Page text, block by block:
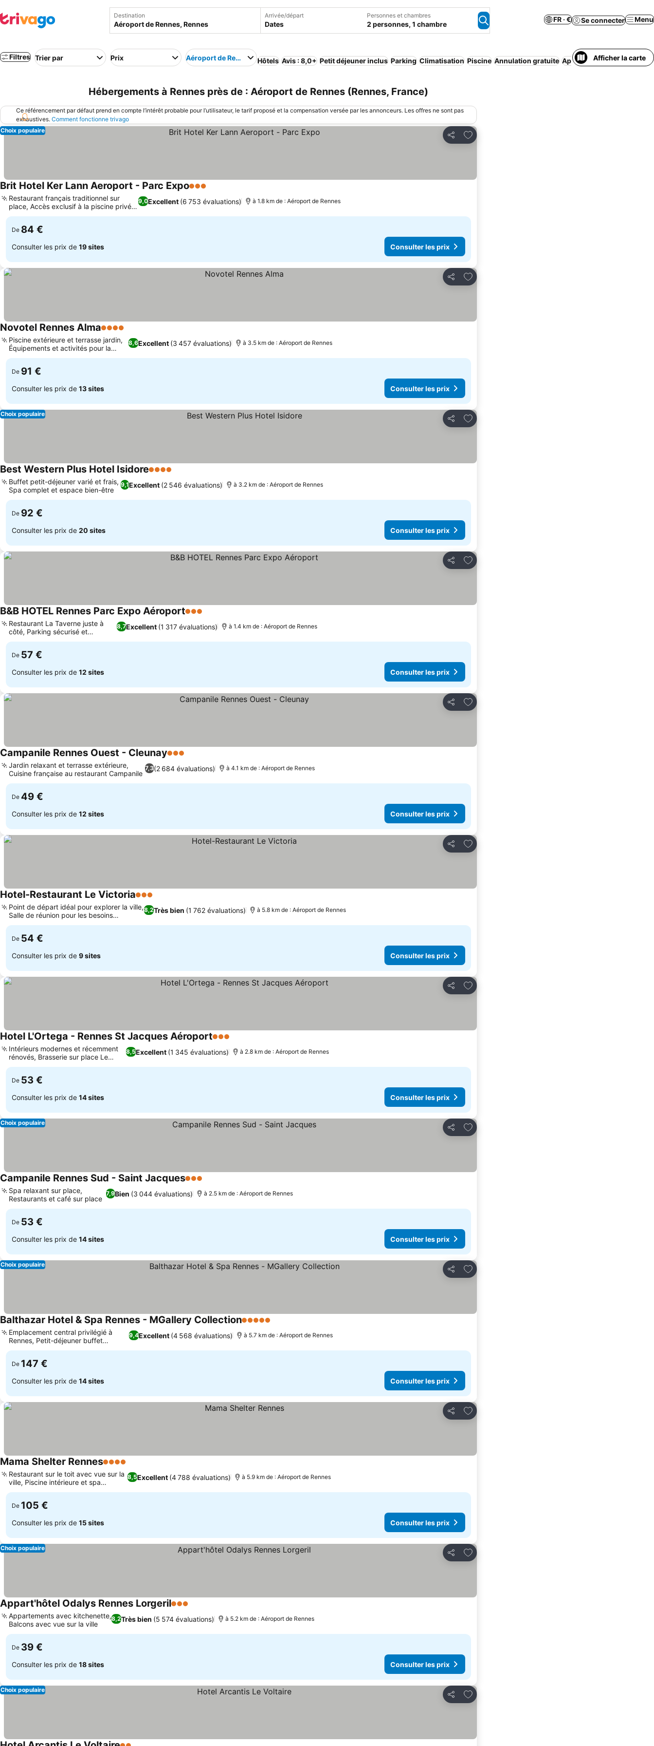
Destination Arrivée/départ
Dates
Personnes et chambres
2 personnes, 1 chambre
FR · € Se connecter Menu
Filtres Trier par Prix Aéroport de Rennes Hôtels Avis : 8,0+ Petit déjeuner inclus Parking Climatisation Piscine Annulation gratuite Appart’hôtel Maison/
Afficher la carte
Hébergements à Rennes près de : Aéroport de Rennes (Rennes, France)
Ce référencement par défaut prend en compte l’intérêt probable pour l’utilisateur, le tarif proposé et la compensation versée par les annonceurs. Les offres ne sont pas
exhaustives. Comment fonctionne trivago
Partager
Ajouter à mes favoris
Choix populaire
Brit Hotel Ker Lann Aeroport - Parc Expo3 Étoiles
9,0Excellent (6 753 évaluations)
Restaurant français traditionnel sur
place, Accès exclusif à la piscine privée
et au spa
à 1.8 km de : Aéroport de Rennes
De 84 €
Consulter les prix de 19 sites Consulter les prix
Partager
Ajouter à mes favoris
Novotel Rennes Alma4 Étoiles
8,6Excellent (3 457 évaluations)
Piscine extérieure et terrasse jardin,
Équipements et activités pour la
famille
à 3.5 km de : Aéroport de Rennes
De 91 €
Consulter les prix de 13 sites Consulter les prix
Partager
Ajouter à mes favoris
Choix populaire
Best Western Plus Hotel Isidore4 Étoiles
9,1Excellent (2 546 évaluations)
Buffet petit-déjeuner varié et frais,
Spa complet et espace bien-être
à 3.2 km de : Aéroport de Rennes
De 92 €
Consulter les prix de 20 sites Consulter les prix
Partager
Ajouter à mes favoris
B&B HOTEL Rennes Parc Expo Aéroport3 Étoiles
8,7Excellent (1 317 évaluations)
Restaurant La Taverne juste à
côté, Parking sécurisé et
spacieux
à 1.4 km de : Aéroport de Rennes
De 57 €
Consulter les prix de 12 sites Consulter les prix
Partager
Ajouter à mes favoris
Campanile Rennes Ouest - Cleunay3 Étoiles
7,3(2 684 évaluations)
Jardin relaxant et terrasse extérieure,
Cuisine française au restaurant Campanile
à 4.1 km de : Aéroport de Rennes
De 49 €
Consulter les prix de 12 sites Consulter les prix
Partager
Ajouter à mes favoris
Hotel-Restaurant Le Victoria3 Étoiles
8,2Très bien (1 762 évaluations)
Point de départ idéal pour explorer la ville,
Salle de réunion pour les besoins
professionnels
à 5.8 km de : Aéroport de Rennes
De 54 €
Consulter les prix de 9 sites Consulter les prix
Partager
Ajouter à mes favoris
Hotel L'Ortega - Rennes St Jacques Aéroport3 Étoiles
8,5Excellent (1 345 évaluations)
Intérieurs modernes et récemment
rénovés, Brasserie sur place Le
Marius
à 2.8 km de : Aéroport de Rennes
De 53 €
Consulter les prix de 14 sites Consulter les prix
Partager
Ajouter à mes favoris
Choix populaire
Campanile Rennes Sud - Saint Jacques3 Étoiles
7,9Bien (3 044 évaluations)
Spa relaxant sur place,
Restaurants et café sur place
à 2.5 km de : Aéroport de Rennes
De 53 €
Consulter les prix de 14 sites Consulter les prix
Partager
Ajouter à mes favoris
Choix populaire
Balthazar Hotel & Spa Rennes - MGallery Collection5 Étoiles
9,4Excellent (4 568 évaluations)
Emplacement central privilégié à
Rennes, Petit-déjeuner buffet
exceptionnel
à 5.7 km de : Aéroport de Rennes
De 147 €
Consulter les prix de 14 sites Consulter les prix
Partager
Ajouter à mes favoris
Mama Shelter Rennes4 Étoiles
8,5Excellent (4 788 évaluations)
Restaurant sur le toit avec vue sur la
ville, Piscine intérieure et spa
complet
à 5.9 km de : Aéroport de Rennes
De 105 €
Consulter les prix de 15 sites Consulter les prix
Partager
Ajouter à mes favoris
Choix populaire
Appart'hôtel Odalys Rennes Lorgeril3 Étoiles
8,2Très bien (5 574 évaluations)
Appartements avec kitchenette,
Balcons avec vue sur la ville
à 5.2 km de : Aéroport de Rennes
De 39 €
Consulter les prix de 18 sites Consulter les prix
Partager
Ajouter à mes favoris
Choix populaire